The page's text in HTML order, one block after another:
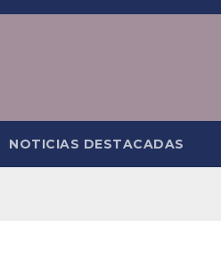
NOTICIAS DESTACADAS